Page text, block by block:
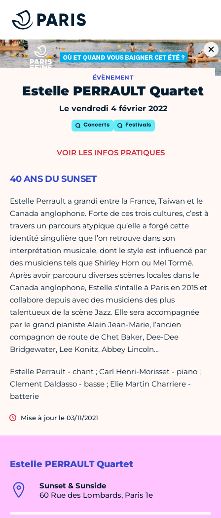
ÉVÈNEMENT
Estelle PERRAULT Quartet
Le vendredi 4 février 2022
Concerts Festivals
Estelle PERRAULT Quartet
Sunset & Sunside
60 Rue des Lombards, Paris 1e
40 ANS DU SUNSET
Estelle Perrault a grandi entre la France, Taiwan et le
Canada anglophone. Forte de ces trois cultures, c’est à
travers un parcours atypique qu’elle a forgé cette
identité singulière que l’on retrouve dans son
interprétation musicale, dont le style est influencé par
des musiciens tels que Shirley Horn ou Mel Tormé.
Après avoir parcouru diverses scènes locales dans le
Canada anglophone, Estelle s'intalle à Paris en 2015 et
collabore depuis avec des musiciens des plus
talentueux de la scène Jazz. Elle sera accompagnée
par le grand pianiste Alain Jean-Marie, l’ancien
compagnon de route de Chet Baker, Dee-Dee
Bridgewater, Lee Konitz, Abbey Lincoln…
Estelle Perrault - chant ; Carl Henri-Morisset - piano ;
Clement Daldasso - basse ; Elie Martin Charriere -
batterie
Mise à jour le 03/11/2021
VOIR LES INFOS PRATIQUES